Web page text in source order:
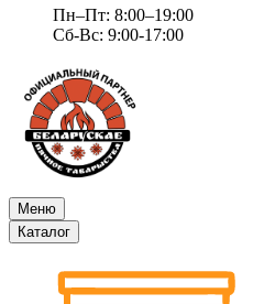
Пн–Пт: 8:00–19:00
Сб-Вс: 9:00-17:00
Меню
Каталог